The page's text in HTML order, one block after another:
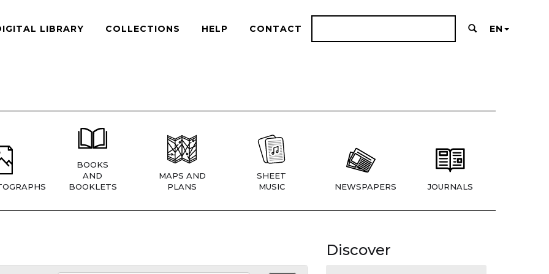
LIBRARY COLLECTIONS HELP CONTACT EN
BOOKS
AND
BOOKLETS
MAPS AND
PLANS
SHEET
MUSIC
NEWSPAPERS JOURNALS
Discover